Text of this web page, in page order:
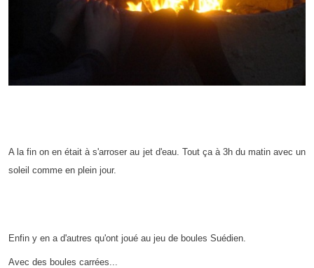
A la fin on en était à s'arroser au jet d'eau. Tout ça à 3h du matin avec un
soleil comme en plein jour.
Enfin y en a d'autres qu'ont joué au jeu de boules Suédien.
Avec des boules carrées...